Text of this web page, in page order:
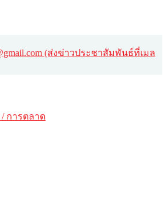
(ส่งข่าวประชาสัมพันธ์ที่เมล
/ การตลาด